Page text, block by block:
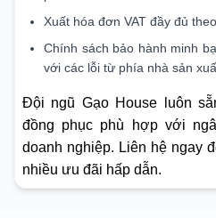
Xuất hóa đơn VAT đầy đủ
Chính sách bảo hành minh
với các lỗi từ phía nhà sản
Đội ngũ Gạo House luôn
đồng phục phù hợp với
doanh nghiệp. Liên hệ ngay
nhiều ưu đãi hấp dẫn.